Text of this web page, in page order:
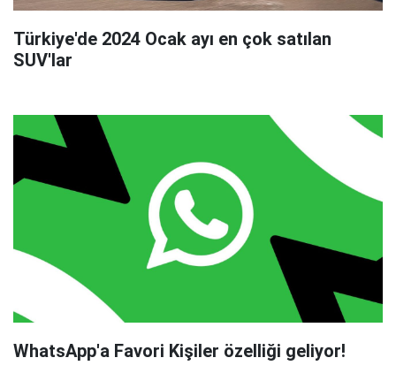
Türkiye'de 2024 Ocak ayı en çok satılan
SUV'lar
WhatsApp'a Favori Kişiler özelliği geliyor!